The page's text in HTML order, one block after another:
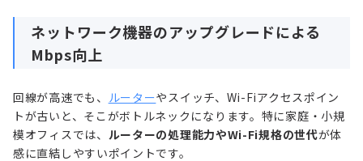
ネットワーク機器のアップグレードによる
Mbps向上
回線が高速でも、 ルーターやスイッチ、Wi-Fiアクセスポイン
トが古いと、そこがボトルネックになります。特に家庭・小規
模オフィスでは、 ルーターの処理能力やWi-Fi規格の世代が体
感に直結しやすいポイントです。